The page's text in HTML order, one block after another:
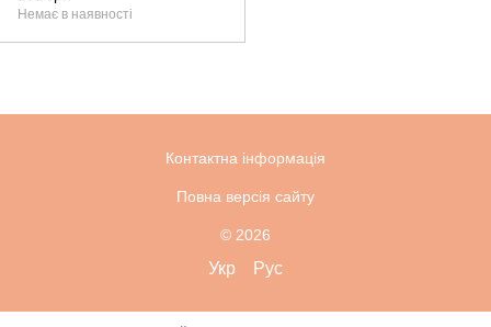
Немає в наявності
Контактна інформація
Повна версія сайту
© 2026
Укр Рус